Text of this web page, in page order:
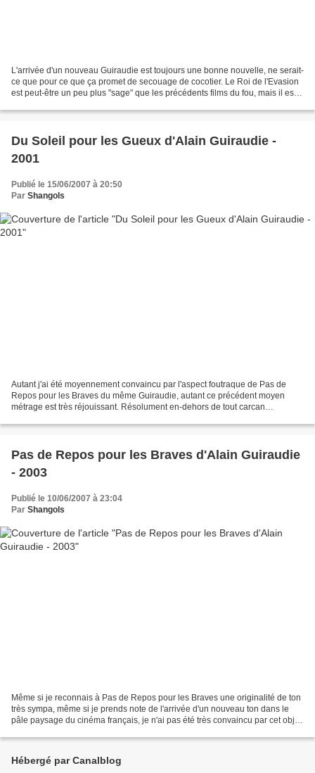
L'arrivée d'un nouveau Guiraudie est toujours une bonne nouvelle, ne serait-
ce que pour ce que ça promet de secouage de cocotier. Le Roi de l'Evasion
est peut-être un peu plus "sage" que les précédents films du fou, mais il est
Du Soleil pour les Gueux d'Alain Guiraudie -
2001
Publié le 15/06/2007 à 20:50
Par Shangols
Autant j'ai été moyennement convaincu par l'aspect foutraque de Pas de
Repos pour les Braves du même Guiraudie, autant ce précédent moyen
métrage est très réjouissant. Résolument en-dehors de tout carcan
Pas de Repos pour les Braves d'Alain Guiraudie
- 2003
Publié le 10/06/2007 à 23:04
Par Shangols
Même si je reconnais à Pas de Repos pour les Braves une originalité de ton
très sympa, même si je prends note de l'arrivée d'un nouveau ton dans le
pâle paysage du cinéma français, je n'ai pas été très convaincu par cet objet
Hébergé par Canalblog